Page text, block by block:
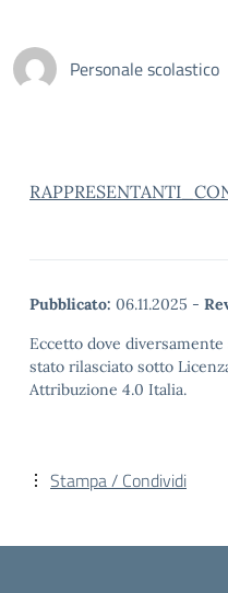
Personale scolastico
Pubblicato: 06.11.2025 -
Eccetto dove
stato rilasciato sotto
Attribuzione 4.0 Italia.
Stampa / Condividi